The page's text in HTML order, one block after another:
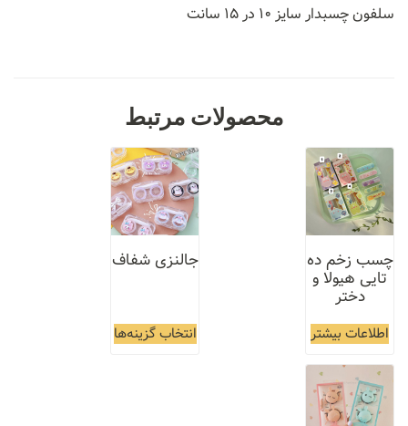
سلفون چسبدار سایز ۱۰ در ۱۵ سانت
محصولات مرتبط
چسب زخم ده
تایی هیولا و
دختر
اطلاعات بیشتر
جالنزی شفاف
انتخاب گزینه‌ها